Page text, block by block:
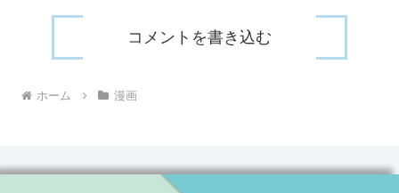
コメントを書き込む
ホーム 漫画